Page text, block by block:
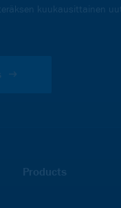
kuukausittainen
Products